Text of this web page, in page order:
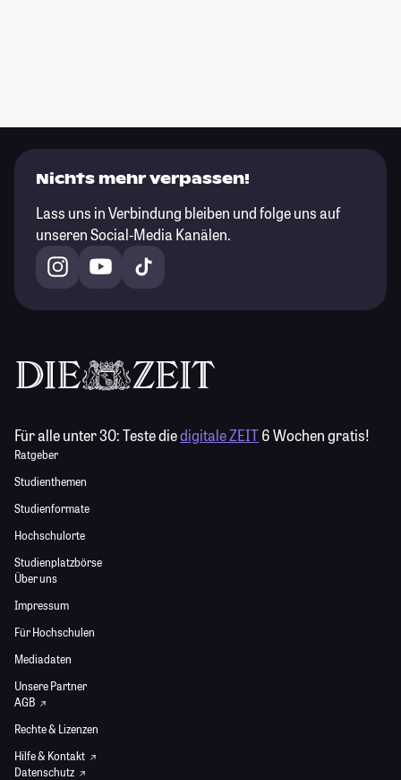
Nichts mehr verpassen!
Lass uns in Verbindung bleiben und folge uns auf
unseren Social-Media Kanälen.
Für alle unter 30:Teste diedigitale ZEIT6 Wochen gratis!
Ratgeber
Studienthemen
Studienformate
Hochschulorte
Studienplatzbörse
Über uns
Impressum
Für Hochschulen
Mediadaten
Unsere Partner
AGB
Rechte & Lizenzen
Hilfe & Kontakt
Datenschutz